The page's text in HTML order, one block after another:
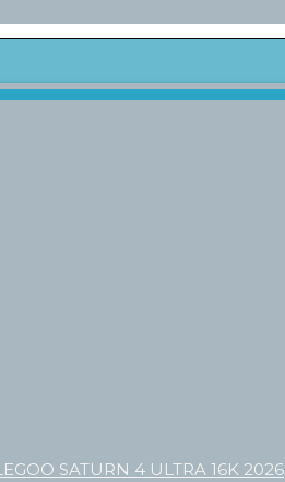
SATURN 4 ULTRA 16K 2026